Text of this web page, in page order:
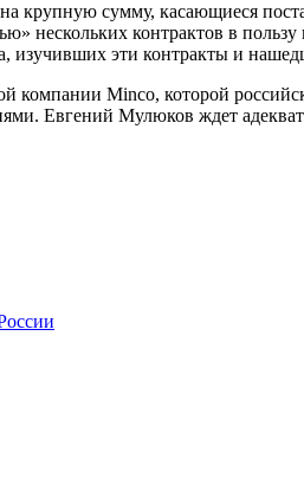
крупную сумму, касающиеся
нескольких контрактов в
изучивших эти контракты и
Minco, которой
Евгений Мулюков ждет